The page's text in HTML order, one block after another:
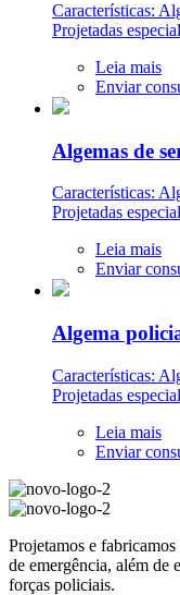
Características:
Projetadas
Leia mais
Enviar
Algemas de
Características:
Projetadas
Leia mais
Enviar
Algema
Características:
Projetadas
Leia mais
Enviar
Projetamos e
de emergência, além de
forças policiais.